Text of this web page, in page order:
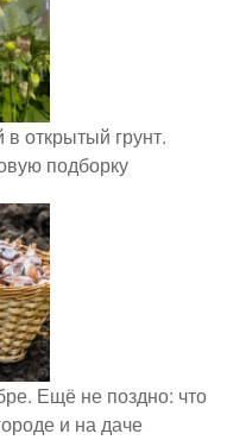
открытый грунт.
подборку
Ещё не поздно: что
и на даче